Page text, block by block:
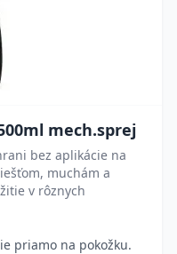
mech.sprej
bez aplikácie na
muchám a
v rôznych
priamo na pokožku.